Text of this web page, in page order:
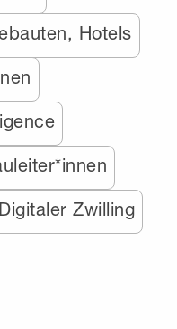
Hotels
Digitaler Zwilling